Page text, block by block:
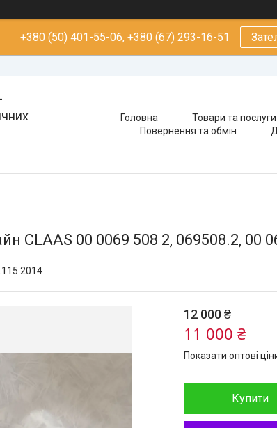
+380 (50) 401-55-06, +380 (67) 293-16-51
Головна Товари та послуги
Повернення та обмін
CLAAS 00 0069 508 2, 069508.2, 00
12 000 ₴
11 000 ₴
Показати оптові
Купити